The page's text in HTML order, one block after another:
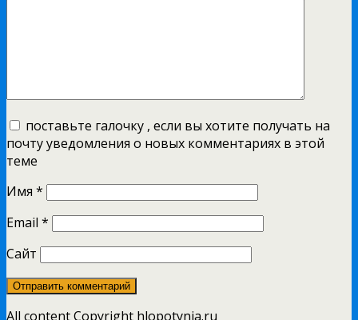
поставьте галочку , если вы хотите получать на
почту уведомления о новых комментариях в этой
теме
Имя *
Email *
Сайт
All content Copyright hlopotynia.ru